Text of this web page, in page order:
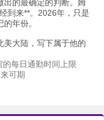
出的最确定的判断。姆
到来**。2026年，只是
年份。
美大陆，写下属于他的
每日通勤时间上限
可期